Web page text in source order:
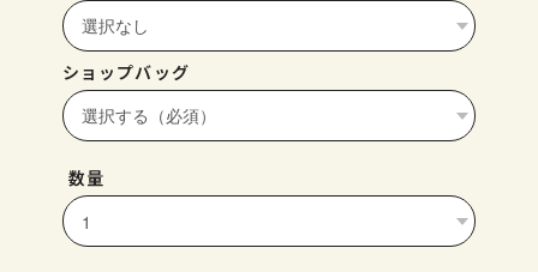
ショップバッグ
数量